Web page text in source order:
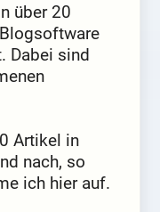
über 20
Dabei sind
Artikel in
nach, so
ich hier auf.